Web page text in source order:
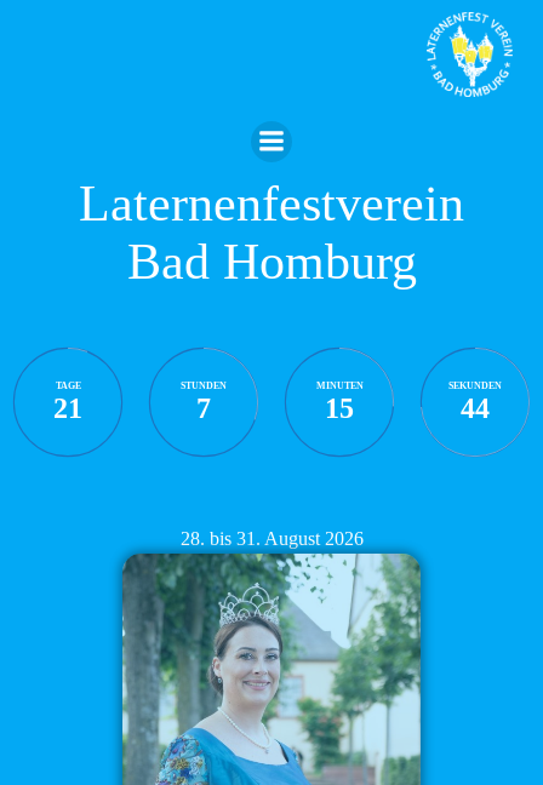
Laternenfestverein
Bad Homburg
TAGE
21
STUNDEN
7
MINUTEN
15
SEKUNDEN
43
28. bis 31. August 2026